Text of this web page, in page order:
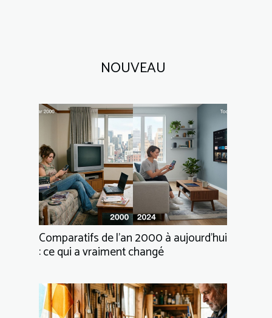
NOUVEAU
Comparatifs de l’an 2000 à aujourd’hui
: ce qui a vraiment changé